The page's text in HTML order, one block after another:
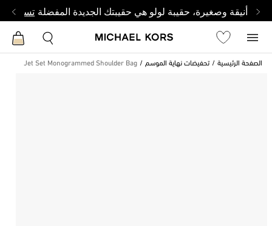
أنيقة وصغيرة، حقيبة لولو هي حقيبتك الجديدة المفضلة تسوق
الصفحة الرئيسية تحفيضات نهاية الموسم Jet Set Monogrammed Shoulder Bag